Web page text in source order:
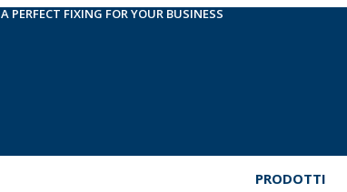
A PERFECT FIXING FOR YOUR BUSINESS
PRODOTTI